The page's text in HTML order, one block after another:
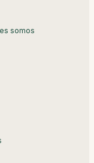
somos